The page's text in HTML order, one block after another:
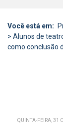
Você está em:
> Alunos de
como conclusão
QUINTA-FEIRA, 31